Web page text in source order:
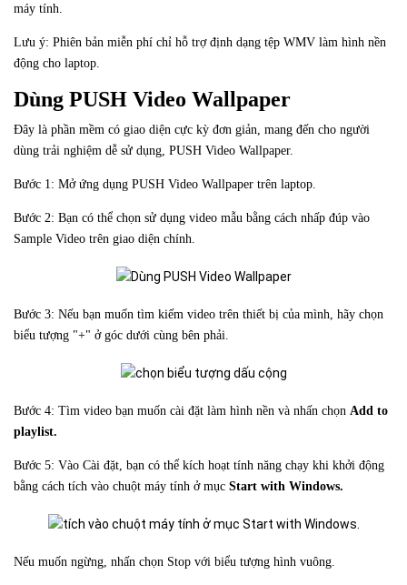
máy tính.
Lưu ý: Phiên bản miễn phí chỉ hỗ trợ định dạng tệp WMV làm hình nền
động cho laptop.
Dùng PUSH Video Wallpaper
Đây là phần mềm có giao diện cực kỳ đơn giản, mang đến cho người
dùng trải nghiệm dễ sử dụng, PUSH Video Wallpaper.
Bước 1: Mở ứng dụng PUSH Video Wallpaper trên laptop.
Bước 2: Bạn có thể chọn sử dụng video mẫu bằng cách nhấp đúp vào
Sample Video trên giao diện chính.
Bước 3: Nếu bạn muốn tìm kiếm video trên thiết bị của mình, hãy chọn
biểu tượng "+" ở góc dưới cùng bên phải.
Bước 4: Tìm video bạn muốn cài đặt làm hình nền và nhấn chọn Add to
playlist.
Bước 5: Vào Cài đặt, bạn có thể kích hoạt tính năng chạy khi khởi động
bằng cách tích vào chuột máy tính ở mục Start with Windows.
Nếu muốn ngừng, nhấn chọn Stop với biểu tượng hình vuông.